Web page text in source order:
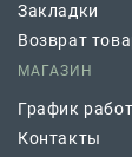
Закладки
Возврат
МАГАЗИН
График
Контакты